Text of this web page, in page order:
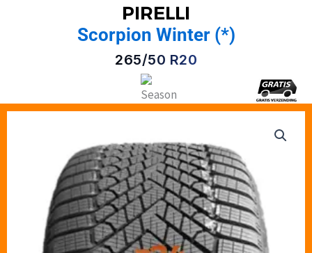
PIRELLI
Scorpion Winter (*)
265/50 R20